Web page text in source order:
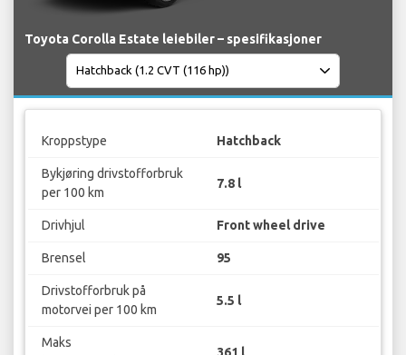
Toyota Corolla Estate leiebiler – spesifikasjoner
Kroppstype Hatchback
Bykjøring drivstofforbruk
per 100 km
7.8 l
Drivhjul Front wheel drive
Brensel 95
Drivstofforbruk på
motorvei per 100 km
5.5 l
Maks
361 l